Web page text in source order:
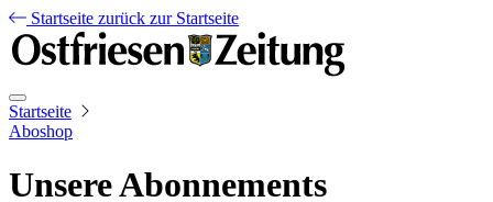
Startseite zurück zur Startseite
Startseite
Aboshop
Unsere Abonnements